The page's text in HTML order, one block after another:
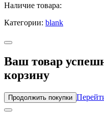
Наличие товара:
Категории: blank
Ваш товар
корзину
Продолжить покупки